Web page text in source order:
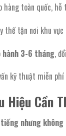
hàng toàn quốc, hỗ
thế tận nơi khu vực
hành 3-6 tháng,
kỹ thuật miễn
Hiệu Cần
nhưng không